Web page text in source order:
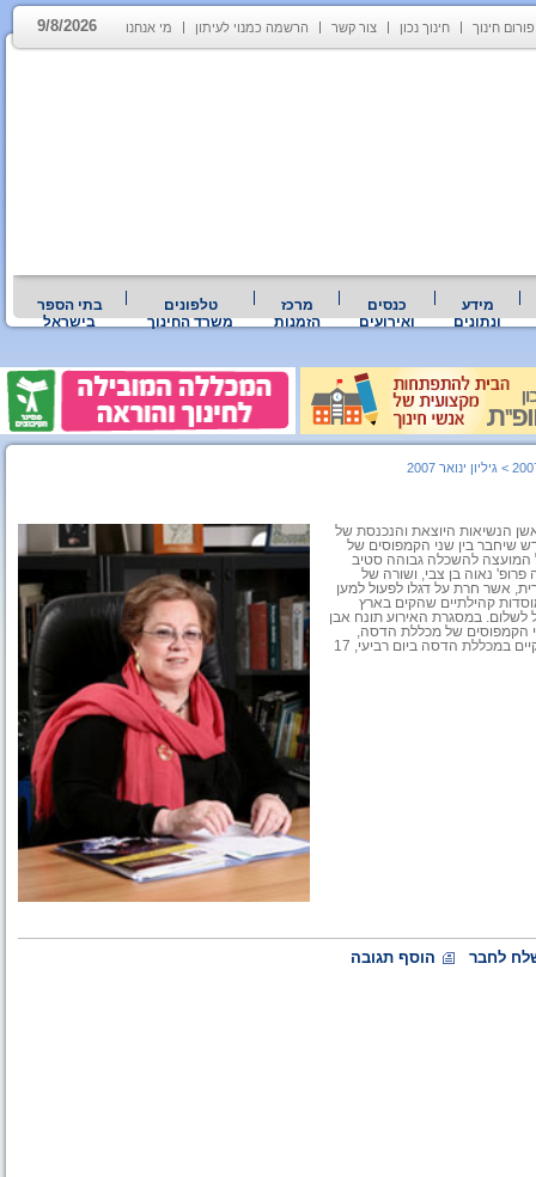
פורום חינוך חינוך נכון צור קשר הרשמה כמנוי לעיתון מי אנחנו 9/8/2026
מידע
ונתונים
כנסים
ואירועים
מרכז
הזמנות
טלפונים
משרד החינוך
בתי הספר
בישראל
> גיליון ינואר 2007
העולמי, ובראשן הנשיאות היוצאת והנכנסת של
שיחבר בין שני הקמפוסים של
המועצה להשכלה גבוהה סטיב
נאוה בן צבי, ושורה של
אשר חרת על דגלו לפעול למען
קהילתיים שהקים בארץ
לשלום. במסגרת האירוע תונח אבן
הקמפוסים של מכללת הדסה,
הממוקמים משני צדדיו של רחוב הנביאים במרכז העיר ירושלים. האירוע יתקיים במכללת הדסה ביום רביעי, 17
לחבר הוסף תגובה